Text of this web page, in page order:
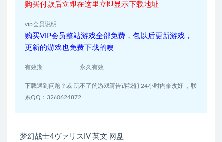
购买付款后立即在这里立即显示下载地址
vip会员说明
购买VIP会员整站游戏全部免费，包以后更新游戏，
更新的游戏也免费下载的噢
有效期 永久有效
下载遇到问题？或 玩不了的游戏请告诉我们 24小时内修改好 ，联
系QQ：3260624872
梦幻战士4ヴァリスIV 英文 网盘